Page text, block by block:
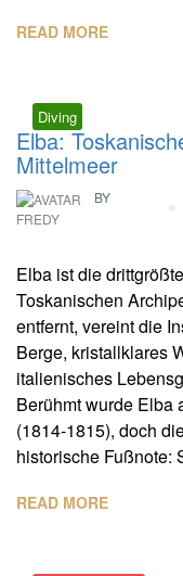
READ MORE
Diving
Elba:
Mittelmeer
BY
FREDY
Elba ist die
Toskanischen
entfernt, vereint die
Berge, kristallklares
italienisches
Berühmt wurde Elba
(1814-1815), doch
historische Fußnote:
READ MORE